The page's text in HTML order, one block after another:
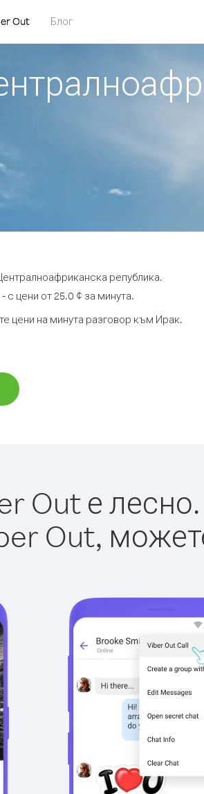
Out Блог
република.
цени от 25.0 ¢ за минута.
цени на минута разговор към Ирак.
Out е лесно.
Out,